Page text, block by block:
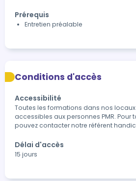
Prérequis
Entretien préalable
Conditions d'accès
Accessibilité
Toutes les formations dans nos
accessibles aux personnes PMR.
pouvez contacter notre référent
Délai d'accès
15 jours